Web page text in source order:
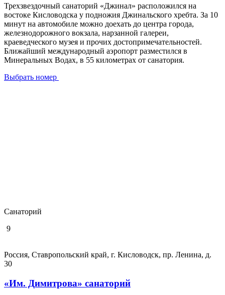
Трехзвездочный санаторий «Джинал» расположился на
востоке Кисловодска у подножия Джинальского хребта. За 10
минут на автомобиле можно доехать до центра города,
железнодорожного вокзала, нарзанной галереи,
краеведческого музея и прочих достопримечательностей.
Ближайший международный аэропорт разместился в
Минеральных Водах, в 55 километрах от санатория.
Выбрать номер
Cанаторий
9
Россия, Ставропольский край, г. Кисловодск, пр. Ленина, д.
30
«Им. Димитрова» санаторий